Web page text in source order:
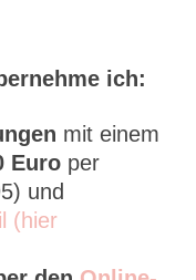
ich:
mit einem
Euro per
und
(hier